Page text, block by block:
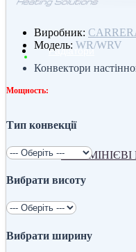
Радіатори
АЛЮМІНІЄВІ
Виробник:
Модель: WR/WRV
Конвектори
Мощность:
Тип конвекції
Вибрати висоту
Вибрати ширину